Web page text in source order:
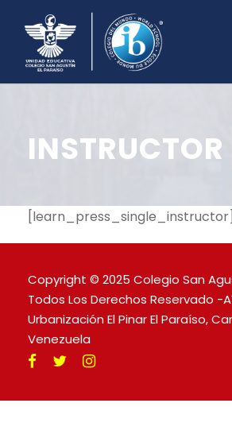
INSTRUCTOR
[learn_press_single_instructor]
Copyright © 2025 Colegio San
Todos Los Derechos Reservado -
Urbanización El Pinar El Paraíso,
Venezuela